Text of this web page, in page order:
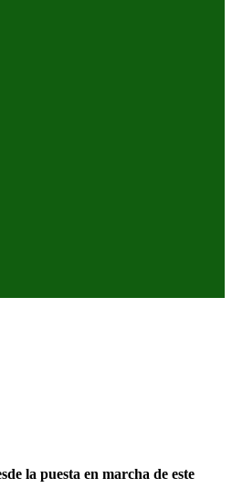
la puesta en marcha de este